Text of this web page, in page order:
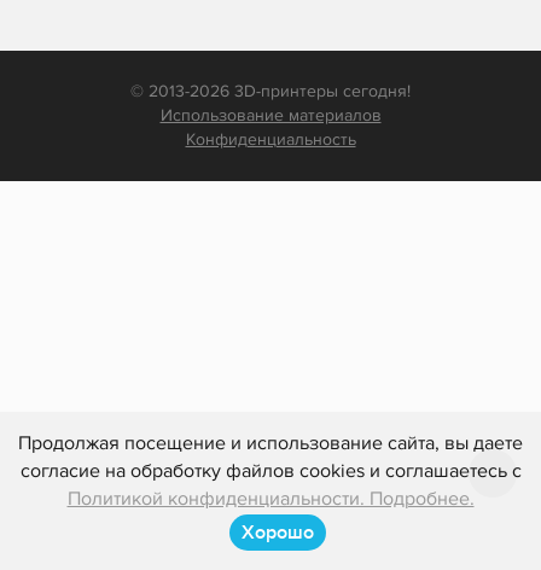
Продолжая посещение и использование сайта, вы даете
согласие на обработку файлов cookies и соглашаетесь с
Политикой конфиденциальности. Подробнее.
Хорошо
© 2013-2026 3D-принтеры сегодня!
Использование материалов
Конфиденциальность